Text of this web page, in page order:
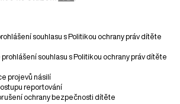
souhlasu s Politikou ochrany práv dítěte
souhlasu s Politikou ochrany práv dítěte
projevů násilí
reportování
ochrany bezpečnosti dítěte